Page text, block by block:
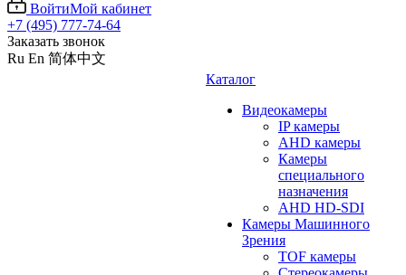
ВойтиМой кабинет
+7 (495) 777-74-64
Заказать звонок
Ru En 简体中文
Каталог
Видеокамеры
IP камеры
AHD камеры
Камеры
специального
назначения
AHD HD-SDI
Камеры Машинного
Зрения
TOF камеры